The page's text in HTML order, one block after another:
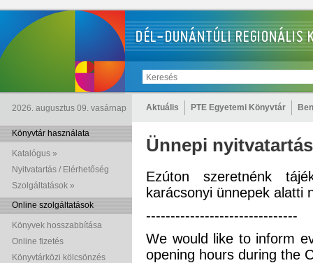
2026. augusztus 09. vasárnap Aktuális PTE Egyetemi Könyvtár
Könyvtár használata
Katalógus »
Nyitvatartás / Elérhetőség
Szolgáltatások »
Online szolgáltatások
Könyvek hosszabbítása
Online fizetés
Könyvtárközi kölcsönzés
Ünnepi
Ezúton szeretnénk
karácsonyi ünnepek alatti
-------------------------------
We would like to inform
opening hours during the